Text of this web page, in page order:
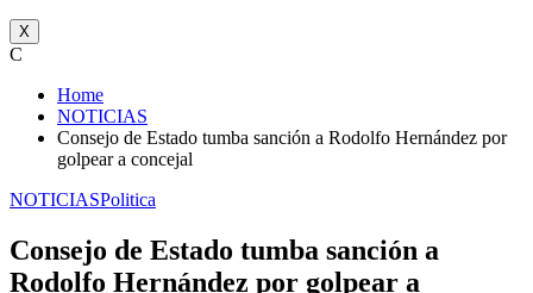
X
C
Home
NOTICIAS
Consejo de Estado tumba sanción a Rodolfo Hernández por
golpear a concejal
NOTICIASPolitica
Consejo de Estado tumba sanción a
Rodolfo Hernández por golpear a